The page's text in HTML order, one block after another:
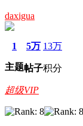
daxigua
1
主题
5万
帖子
13万
积分
超级VIP